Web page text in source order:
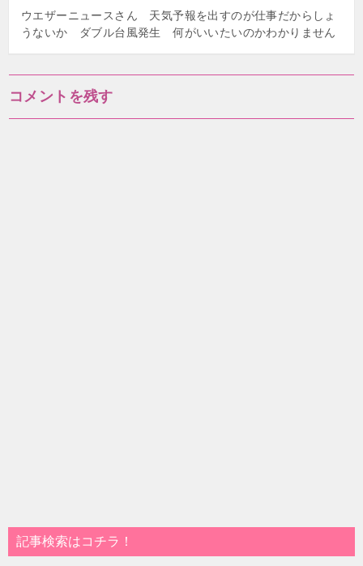
ョ
ン
ウエザーニュースさん 天気予報を出すのが仕事だからしょ
うないか ダブル台風発生 何がいいたいのかわかりません
コメントを残す
記事検索はコチラ！